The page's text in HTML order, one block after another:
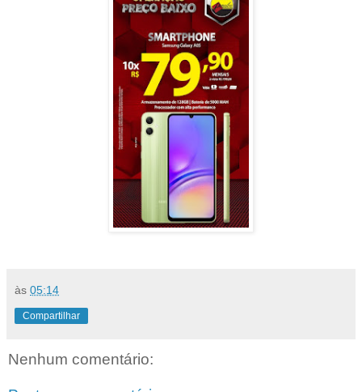
às 05:14
Compartilhar
Nenhum comentário: